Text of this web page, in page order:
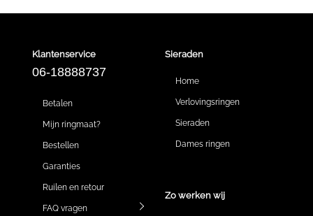
Klantenservice
06-18888737
Betalen
Mijn ringmaat?
Bestellen
Garanties
Ruilen en retour
FAQ vragen
Sieraden
Home
Verlovingsringen
Sieraden
Dames ringen
Zo werken wij